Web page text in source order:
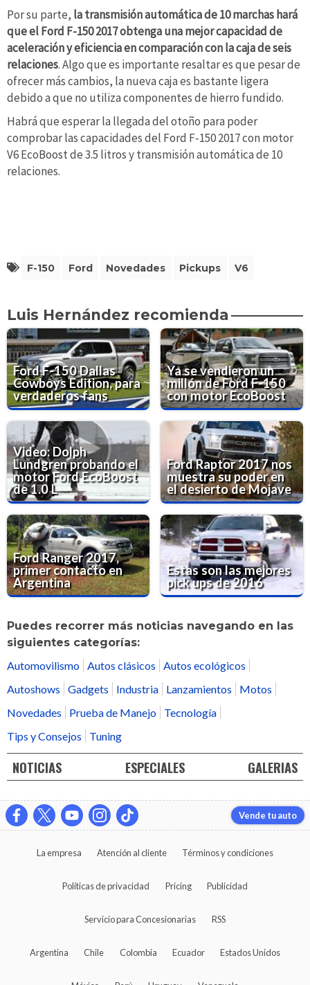
Por su parte, la transmisión automática de 10 marchas hará
que el Ford F-150 2017 obtenga una mejor capacidad de
aceleración y eficiencia en comparación con la caja de seis
relaciones. Algo que es importante resaltar es que pesar de
ofrecer más cambios, la nueva caja es bastante ligera
debido a que no utiliza componentes de hierro fundido.
Habrá que esperar la llegada del otoño para poder
comprobar las capacidades del Ford F-150 2017 con motor
V6 EcoBoost de 3.5 litros y transmisión automática de 10
relaciones.
F-150 Ford Novedades Pickups V6
Luis Hernández recomienda
Ford F-150 Dallas
Cowboys Edition, para
verdaderos fans
Ya se vendieron un
millón de Ford F-150
con motor EcoBoost
Video: Dolph
Lundgren probando el
motor Ford EcoBoost
de 1.0 L
Ford Raptor 2017 nos
muestra su poder en
el desierto de Mojave
Ford Ranger 2017,
primer contacto en
Argentina
Estas son las mejores
pick ups de 2016
Puedes recorrer más noticias navegando en las
siguientes categorías:
Automovilismo Autos clásicos
Autos ecológicos
Autoshows
Gadgets Industria Lanzamientos
Motos
Novedades
Prueba de Manejo
Tecnología
Tips y Consejos
Tuning
NOTICIAS ESPECIALES GALERIAS
Vende tu auto
La empresa Atención al cliente Términos y condiciones
Políticas de privacidad Pricing Publicidad
Servicio para Concesionarias RSS
Argentina Chile Colombia Ecuador Estados Unidos